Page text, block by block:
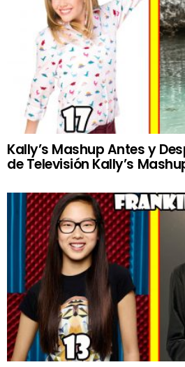
Kally’s Mashup Antes y
de Televisión Kally’s